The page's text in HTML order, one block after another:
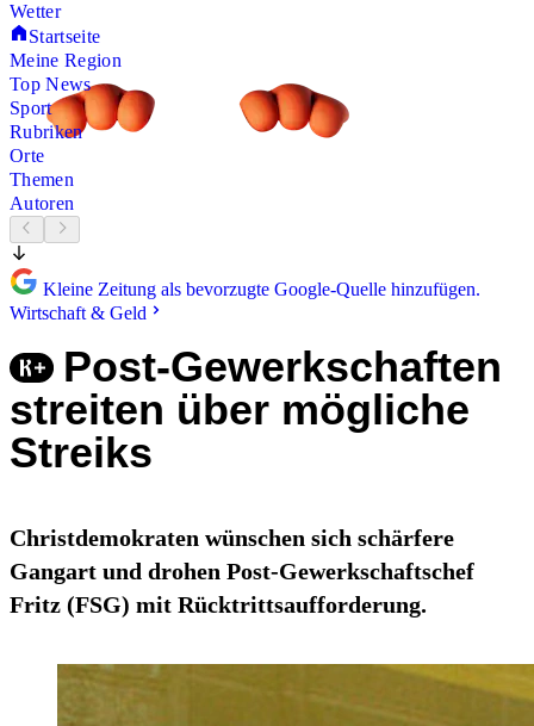
Wetter
Startseite
Meine Region
Top News
Sport
Rubriken
Orte
Themen
Autoren
Kleine Zeitung als bevorzugte Google-Quelle hinzufügen.
Wirtschaft & Geld
Post-Gewerkschaften
streiten über mögliche
Streiks
Christdemokraten wünschen sich schärfere
Gangart und drohen Post-Gewerkschaftschef
Fritz (FSG) mit Rücktrittsaufforderung.